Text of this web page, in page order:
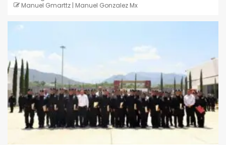
Manuel Gmarttz | Manuel Gonzalez Mx